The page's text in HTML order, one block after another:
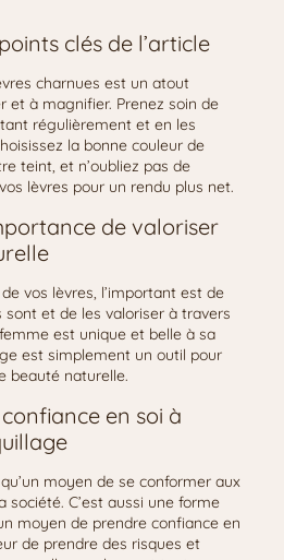
clés de l’article
charnues est un atout
et à magnifier. Prenez soin de
régulièrement et en les
la bonne couleur de
teint, et n’oubliez pas de
lèvres pour un rendu plus net.
de valoriser
vos lèvres, l’important est de
sont et de les valoriser à travers
est unique et belle à sa
est simplement un outil pour
beauté naturelle.
en soi à
moyen de se conformer aux
société. C’est aussi une forme
moyen de prendre confiance en
de prendre des risques et